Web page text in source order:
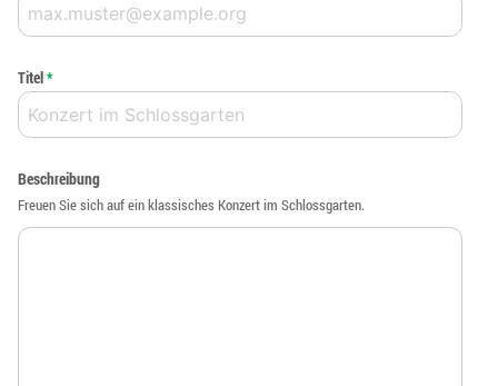
Titel*
Beschreibung
Freuen Sie sich auf ein klassisches Konzert im Schlossgarten.